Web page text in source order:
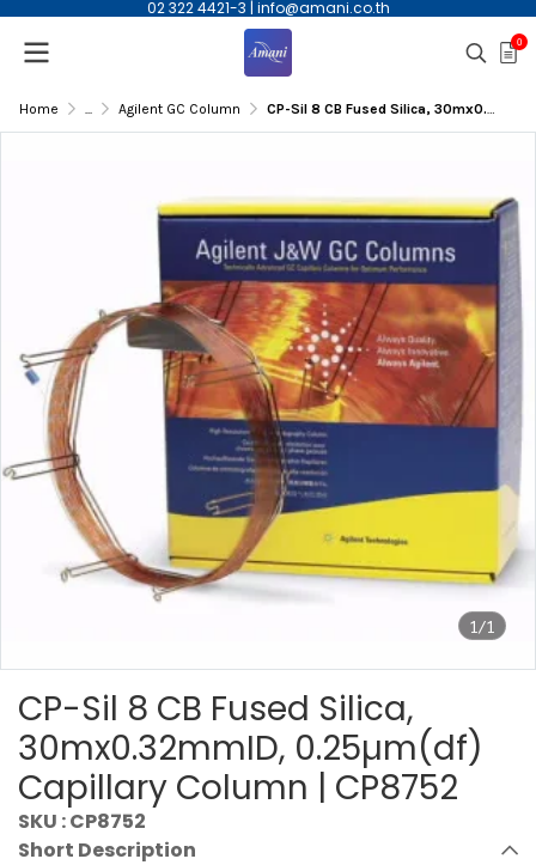
02 322 4421-3 | info@amani.co.th
0
Home ... Agilent GC Column CP-Sil 8 CB Fused Silica, 30mx0.32mmID, 0.25µm(df) Capillary Column | CP8752
1/1
CP-Sil 8 CB Fused Silica,
30mx0.32mmID, 0.25µm(df)
Capillary Column | CP8752
SKU : CP8752
Short Description